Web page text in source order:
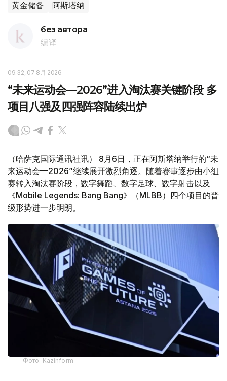
黄金储备 阿斯塔纳
без автора
编译
09:32, 07 8月 2026
“未来运动会—2026”进入淘汰赛关键阶段 多
项目八强及四强阵容陆续出炉
（哈萨克国际通讯社讯） 8月6日，正在阿斯塔纳举行的“未
来运动会—2026”继续展开激烈角逐。随着赛事逐步由小组
赛转入淘汰赛阶段，数字舞蹈、数字足球、数字射击以及
《Mobile Legends: Bang Bang》（MLBB）四个项目的晋
级形势进一步明朗。
Фото: Kazinform